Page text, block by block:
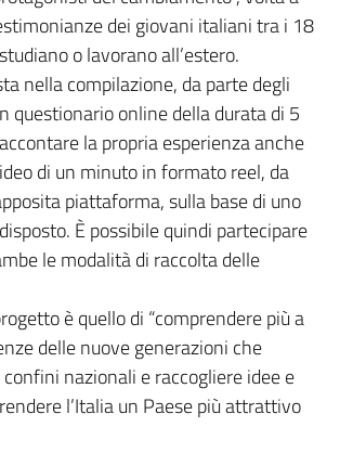
dei giovani italiani tra i 18
o lavorano all’estero.
nella compilazione, da parte degli
questionario online della durata di 5
la propria esperienza anche
di un minuto in formato reel, da
piattaforma, sulla base di uno
È possibile quindi partecipare
le modalità di raccolta delle
è quello di “comprendere più a
delle nuove generazioni che
nazionali e raccogliere idee e
l’Italia un Paese più attrattivo